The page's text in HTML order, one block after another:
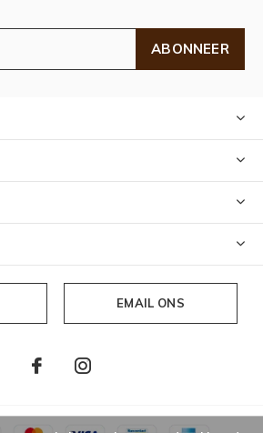
ABONNEER
EMAIL ONS